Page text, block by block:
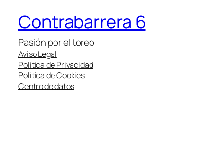
Contrabarrera 6
Pasión por el toreo
Aviso Legal
Política de Privacidad
Política de Cookies
Centro de datos